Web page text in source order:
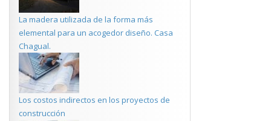
La madera utilizada de la forma más
elemental para un acogedor diseño. Casa
Chagual.
Los costos indirectos en los proyectos de
construcción